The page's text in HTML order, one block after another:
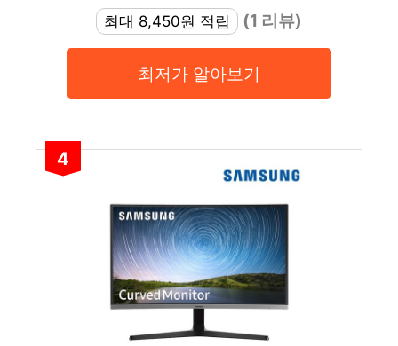
최대 8,450원 적립
(1 리뷰)
최저가 알아보기
4